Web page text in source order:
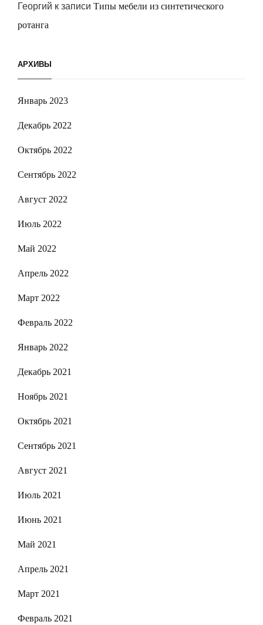
Георгий к записи Типы мебели из синтетического
ротанга
АРХИВЫ
Январь 2023
Декабрь 2022
Октябрь 2022
Сентябрь 2022
Август 2022
Июль 2022
Май 2022
Апрель 2022
Март 2022
Февраль 2022
Январь 2022
Декабрь 2021
Ноябрь 2021
Октябрь 2021
Сентябрь 2021
Август 2021
Июль 2021
Июнь 2021
Май 2021
Апрель 2021
Март 2021
Февраль 2021